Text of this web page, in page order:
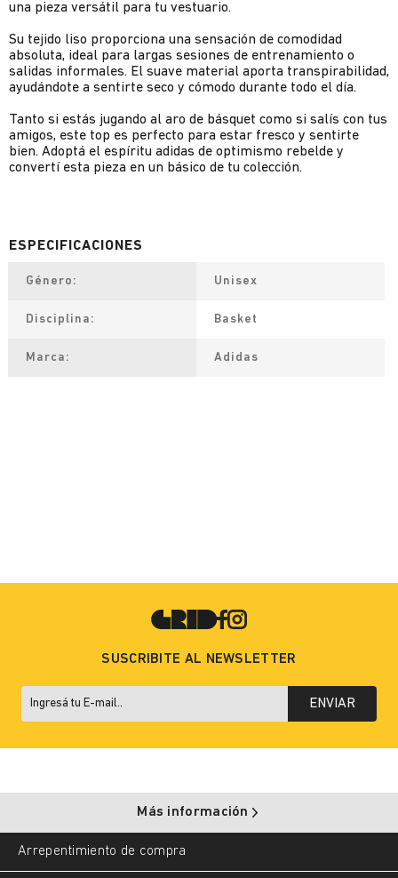
una pieza versátil para tu vestuario.
Su tejido liso proporciona una sensación de comodidad
absoluta, ideal para largas sesiones de entrenamiento o
salidas informales. El suave material aporta transpirabilidad,
ayudándote a sentirte seco y cómodo durante todo el día.
Tanto si estás jugando al aro de básquet como si salís con tus
amigos, este top es perfecto para estar fresco y sentirte
bien. Adoptá el espíritu adidas de optimismo rebelde y
convertí esta pieza en un básico de tu colección.
Género Unisex
Disciplina Basket
Marca Adidas
SUSCRIBITE AL NEWSLETTER
ENVIAR
Más información
Arrepentimiento de compra